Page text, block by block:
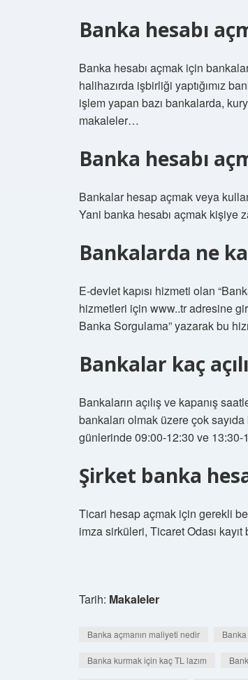
Banka hesabı
Banka hesabı açmak için
halihazırda işbirliği yaptığımız
işlem yapan bazı bankalarda,
makaleler…
Banka hesabı
Bankalar hesap açmak veya
Yani banka hesabı açmak kişiye
Bankalarda ne
E-devlet kapısı hizmeti olan
hizmetleri için www..tr adresine
Banka Sorgulama” yazarak bu
Bankalar kaç
Bankaların açılış ve kapanış
bankaları olmak üzere çok
günlerinde 09:00-12:30 ve 13:30-
Şirket banka
Ticari hesap açmak için gerekli
imza sirküleri, Ticaret Odası kayıt
Tarih: Makaleler
Banka açmanın maliyeti nedir
Banka kurmak için kaç TL lazım